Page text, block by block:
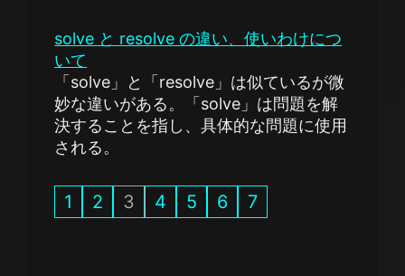
solve と resolve の違い、使いわけにつ
いて
「solve」と「resolve」は似ているが微
妙な違いがある。「solve」は問題を解
決することを指し、具体的な問題に使用
される。
1 2 3 4 5 6 7